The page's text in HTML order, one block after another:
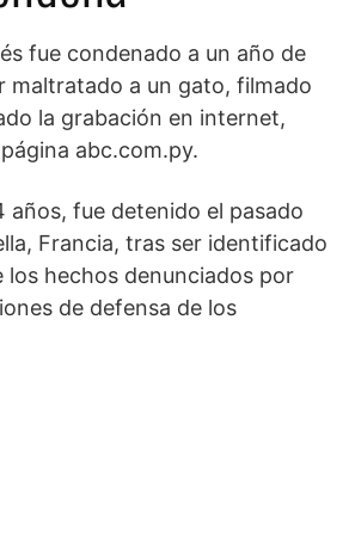
fue condenado a un año de
maltratado a un gato, filmado
la grabación en internet,
abc.com.py.
años, fue detenido el pasado
Francia, tras ser identificado
los hechos denunciados por
de defensa de los